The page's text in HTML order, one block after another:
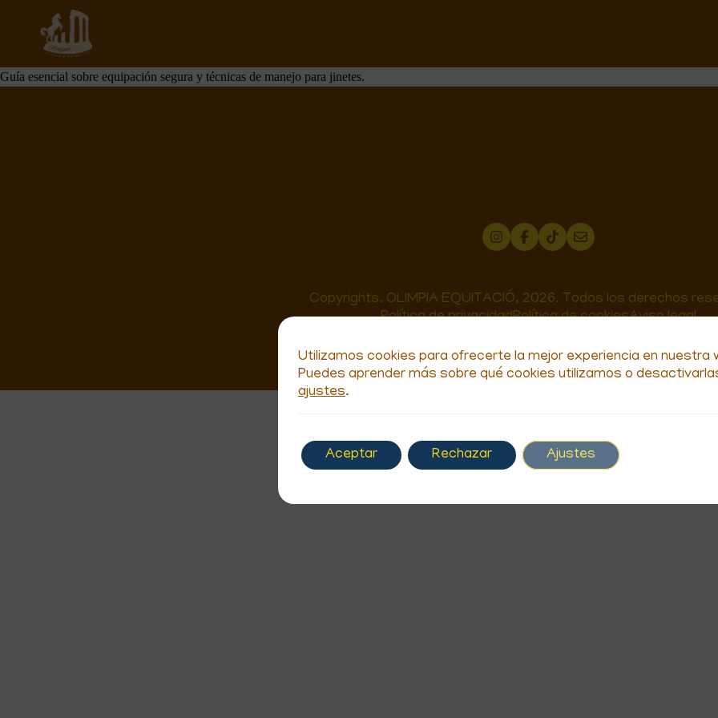
Estrategias para Mejorar la Seguridad en las Rutas de Equitación
diciembre 16, 2025
Cliente Apellidos
Guía esencial sobre equipación segura y técnicas de manejo para jinetes.
Copyrights. OLIMPIA EQUITACIÓ, 2026. Todos los derechos
Política de privacidadPolítica de cookiesAviso legal
Utilizamos cookies para ofrecerte la mejor experiencia en nuestra
Puedes aprender más sobre qué cookies utilizamos o
ajustes.
Aceptar Rechazar Ajustes